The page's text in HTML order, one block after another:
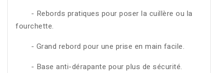
- Rebords pratiques pour poser la cuillère ou la
fourchette.
- Grand rebord pour une prise en main facile.
- Base anti-dérapante pour plus de sécurité.